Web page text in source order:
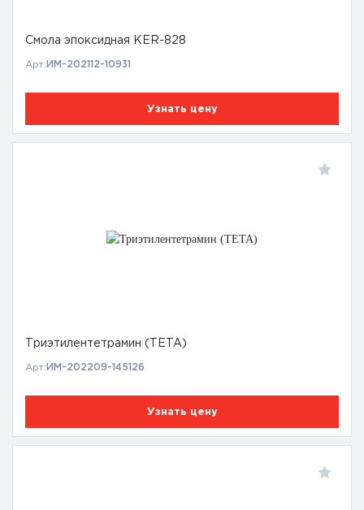
Смола эпоксидная KER-828
Арт: ИМ-202112-10931
Узнать цену
Триэтилентетрамин (TETA)
Арт: ИМ-202209-145126
Узнать цену